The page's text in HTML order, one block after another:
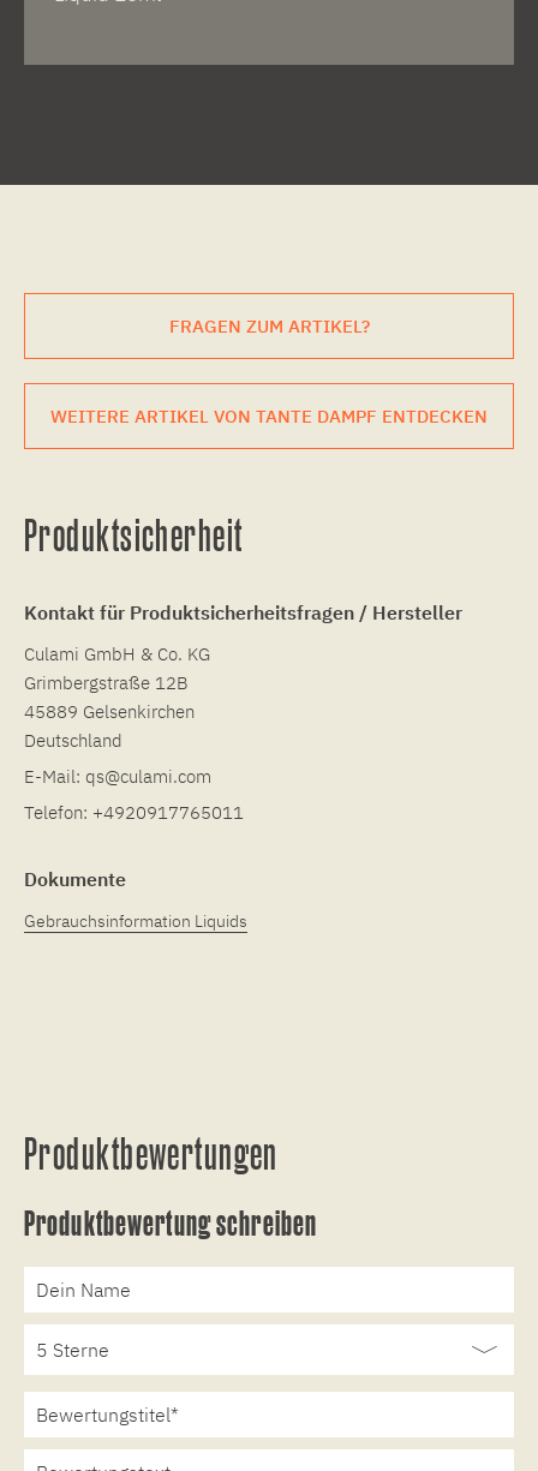
FRAGEN ZUM ARTIKEL?
WEITERE ARTIKEL VON TANTE DAMPF ENTDECKEN
Produktsicherheit
Kontakt für Produktsicherheitsfragen / Hersteller
Culami GmbH & Co. KG
Grimbergstraße 12B
45889 Gelsenkirchen
Deutschland
E-Mail: qs@culami.com
Telefon: +4920917765011
Dokumente
Gebrauchsinformation Liquids
Produktbewertungen
Produktbewertung schreiben